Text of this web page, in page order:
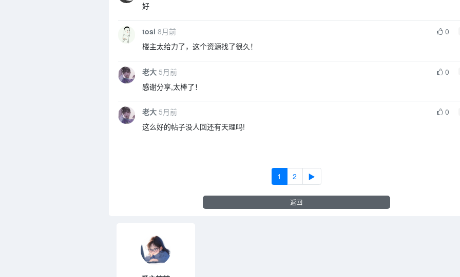
好
tosi 8月前
0
楼主太给力了，这个资源找了很久！
老大 5月前
0
感谢分享,太棒了！
老大 5月前
0
这么好的帖子没人回还有天理吗!
1 2 ▶
返回